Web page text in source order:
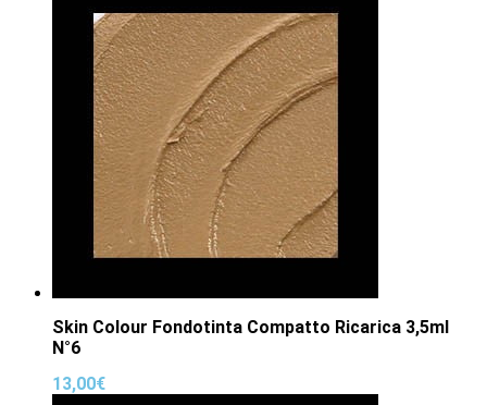
Skin Colour Fondotinta Compatto Ricarica 3,5ml
N°6
13,00€